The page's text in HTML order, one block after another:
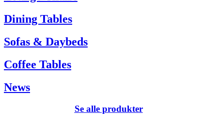
Dining Tables
Sofas & Daybeds
Coffee Tables
News
Se alle produkter